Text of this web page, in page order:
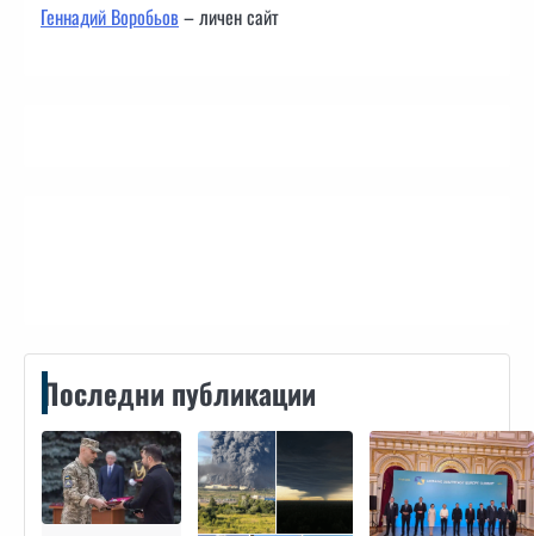
Геннадий Воробьов– личен сайт
Последни публикации